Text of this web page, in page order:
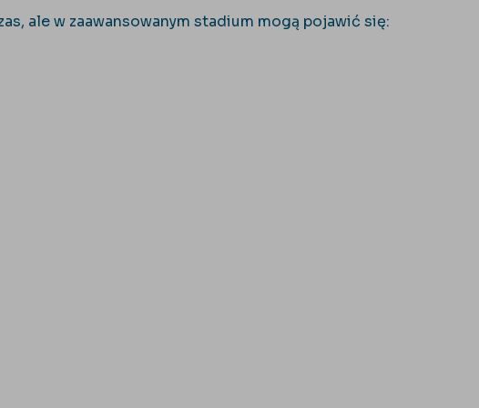
ale w zaawansowanym stadium mogą pojawić się: